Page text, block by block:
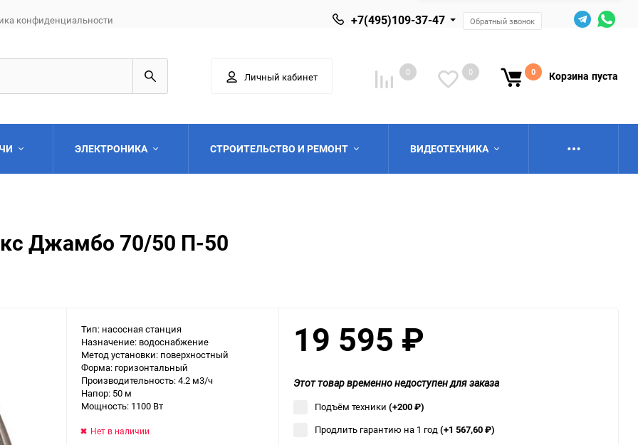
конфиденциальности +7(495)109-37-47 Обратный звонок
Личный кабинет 0 0 0 Корзина пуста
Выберите категорию
Выберите категорию
ЭЛЕКТРОНИКА СТРОИТЕЛЬСТВО И РЕМОНТ
Выберите категорию
ВИДЕОТЕХНИКА
Джамбо 70/50 П-50
Тип: насосная станция
Назначение: водоснабжение
Метод установки: поверхностный
Форма: горизонтальный
Производительность: 4.2 м3/ч
Напор: 50 м
Мощность: 1100 Вт
Нет в наличии
19 595 ₽
Этот товар временно недоступен для заказа
Подъём техники (+200₽)
Продлить гарантию на 1 год(+1 567,60₽)